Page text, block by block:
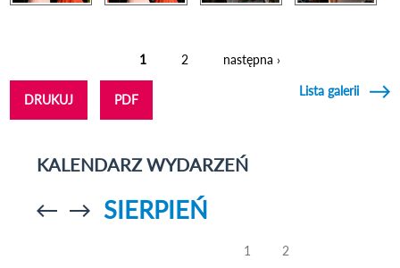
Strony
1 2 następna ›
DRUKUJ PDF
Lista galerii
KALENDARZ WYDARZEŃ
Przejdź doPrzejdź do
SIERPIEŃ
1 2